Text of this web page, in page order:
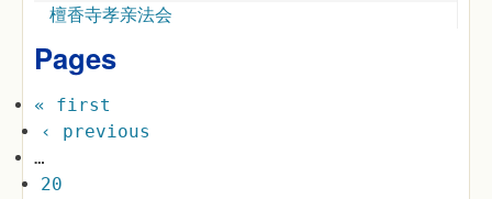
檀香寺孝亲法会
Pages
« first
‹ previous
…
20